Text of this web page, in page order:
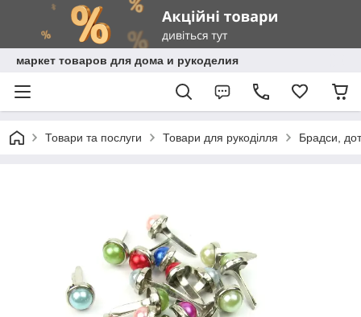
маркет товаров для дома и рукоделия
Товари та послуги Товари для рукоділля Брадси,